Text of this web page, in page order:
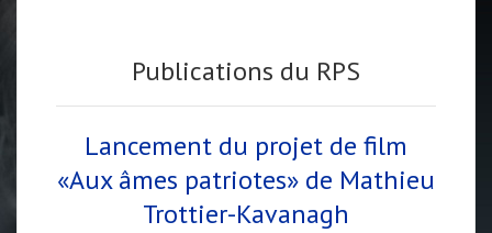
Publications du RPS
Lancement du projet de film
«Aux âmes patriotes» de Mathieu
Trottier-Kavanagh